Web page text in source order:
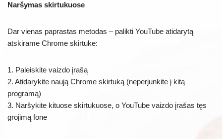
Naršymas skirtukuose
Dar vienas paprastas metodas – palikti YouTube atidarytą
atskirame Chrome skirtuke:
1. Paleiskite vaizdo įrašą
2. Atidarykite naują Chrome skirtuką (neperjunkite į kitą
programą)
3. Naršykite kituose skirtukuose, o YouTube vaizdo įrašas tęs
grojimą fone